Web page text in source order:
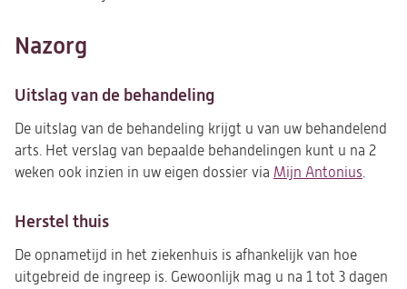
Nazorg
Uitslag van de behandeling
De uitslag van de behandeling krijgt u van uw behandelend
arts. Het verslag van bepaalde behandelingen kunt u na 2
weken ook inzien in uw eigen dossier via Mijn Antonius.
Herstel thuis
De opnametijd in het ziekenhuis is afhankelijk van hoe
uitgebreid de ingreep is. Gewoonlijk mag u na 1 tot 3 dagen